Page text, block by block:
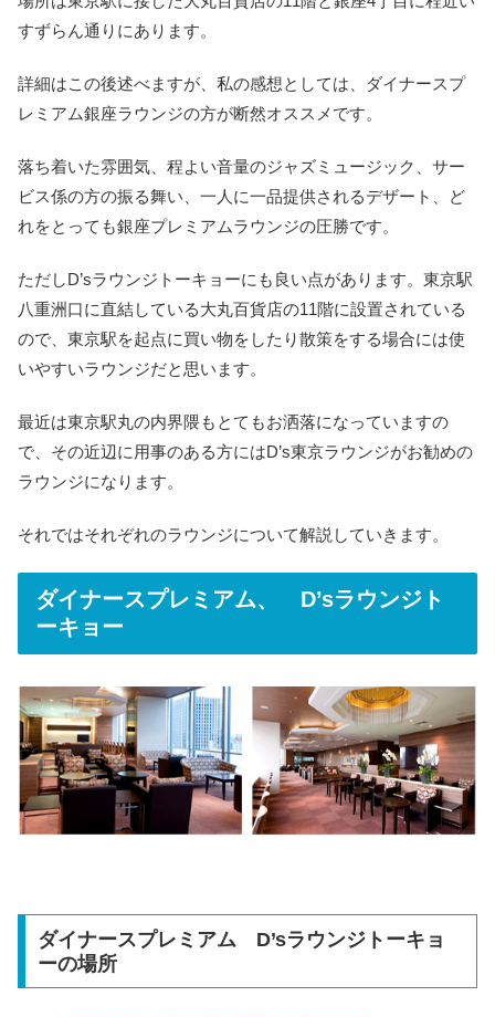
すずらん通りにあります。
詳細はこの後述べますが、私の感想としては、ダイナースプ
レミアム銀座ラウンジの方が断然オススメです。
落ち着いた雰囲気、程よい音量のジャズミュージック、サー
ビス係の方の振る舞い、一人に一品提供されるデザート、ど
れをとっても銀座プレミアムラウンジの圧勝です。
ただしD’sラウンジトーキョーにも良い点があります。東京駅
八重洲口に直結している大丸百貨店の11階に設置されている
ので、東京駅を起点に買い物をしたり散策をする場合には使
いやすいラウンジだと思います。
最近は東京駅丸の内界隈もとてもお洒落になっていますの
で、その近辺に用事のある方にはD’s東京ラウンジがお勧めの
ラウンジになります。
それではそれぞれのラウンジについて解説していきます。
ダイナースプレミアム、 D’sラウンジト
ーキョー
ダイナースプレミアム D’sラウンジトーキョ
ーの場所